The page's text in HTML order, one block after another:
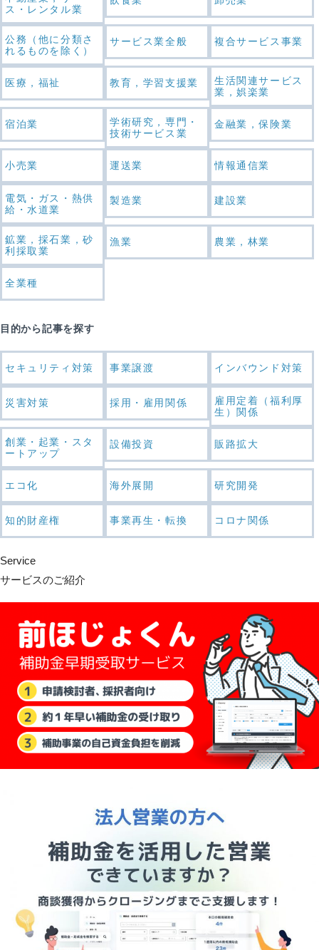
ス・レンタル業
公務（他に分類さ
れるものを除く）
サービス業全般 複合サービス事業
医療，福祉 教育，学習支援業
生活関連サービス
業，娯楽業
宿泊業
学術研究，専門・
技術サービス業
金融業，保険業
小売業 運送業 情報通信業
電気・ガス・熱供
給・水道業
製造業 建設業
鉱業，採石業，砂
利採取業
漁業 農業，林業
全業種
目的から記事を探す
セキュリティ対策 事業譲渡 インバウンド対策
災害対策 採用・雇用関係
雇用定着（福利厚
生）関係
創業・起業・スタ
ートアップ
設備投資 販路拡大
エコ化 海外展開 研究開発
知的財産権 事業再生・転換 コロナ関係
Service
サービスのご紹介